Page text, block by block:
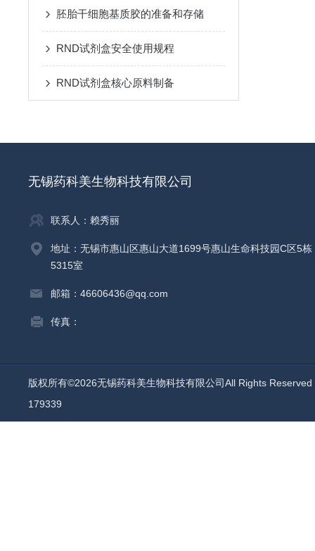
胚胎干细胞基质胶的准备和存储
RND试剂盒安全使用规程
RND试剂盒核心原料制备
无锡药科美生物科技有限公司
联系人：赖秀丽
地址：无锡市惠山区惠山大道1699号惠山生命科技园C区5栋
5315室
邮箱：46606436@qq.com
传真：
版权所有©2026无锡药科美生物科技有限公司All Rights
179339